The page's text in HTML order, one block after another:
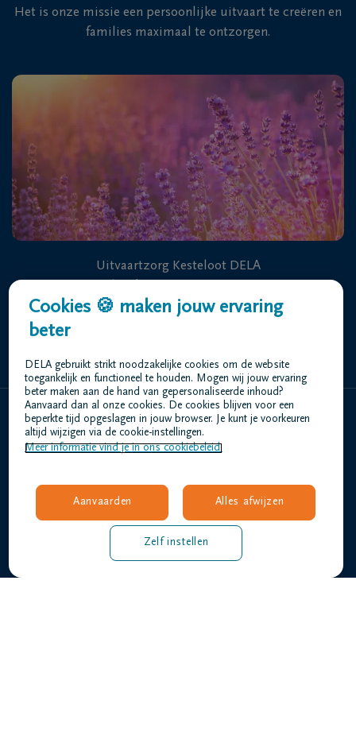
Het is onze missie een persoonlijke uitvaart te creëren en
families maximaal te ontzorgen.
Uitvaartzorg Kesteloot DELA
Home
Wie zijn we
Uitvaart regelen
Ons uitvaartcentrum
Veelgestelde vragen
Cookies 🍪 maken jouw ervaring
beter
DELA gebruikt strikt noodzakelijke cookies om de website
toegankelijk en functioneel te houden. Mogen wij jouw ervaring
beter maken aan de hand van gepersonaliseerde inhoud?
Aanvaard dan al onze cookies. De cookies blijven voor een
beperkte tijd opgeslagen in jouw browser. Je kunt je voorkeuren
altijd wijzigen via de cookie-instellingen.
Meer informatie vind je in ons cookiebeleid.
Aanvaarden Alles afwijzen
Zelf instellen